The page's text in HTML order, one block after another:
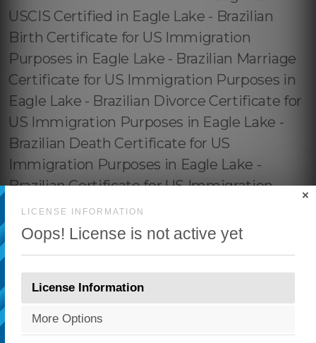
LICENSE INFORMATION
Oops! License is not active yet
×
License Information
More Options